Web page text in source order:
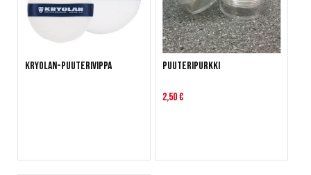
Kryolan-puuterivippa Puuteripurkki
2,50 €